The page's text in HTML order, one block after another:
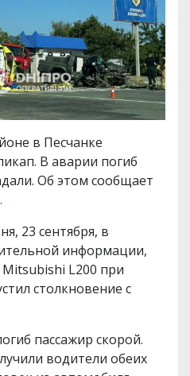
в Песчанке
В аварии погиб
Об этом сообщает
23 сентября, в
информации,
L200 при
столкновение с
пассажир скорой.
водители обеих